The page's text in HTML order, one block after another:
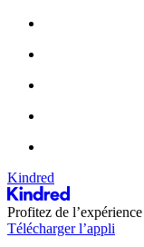
Kindred
Profitez de
Télécharger l’appli